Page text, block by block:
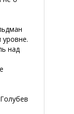
над